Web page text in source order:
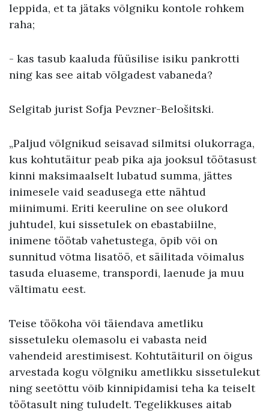
leppida, et ta jätaks võlgniku kontole rohkem
raha;
- kas tasub kaaluda füüsilise isiku pankrotti
ning kas see aitab võlgadest vabaneda?
Selgitab jurist Sofja Pevzner-Belošitski.
„Paljud võlgnikud seisavad silmitsi olukorraga,
kus kohtutäitur peab pika aja jooksul töötasust
kinni maksimaalselt lubatud summa, jättes
inimesele vaid seadusega ette nähtud
miinimumi. Eriti keeruline on see olukord
juhtudel, kui sissetulek on ebastabiilne,
inimene töötab vahetustega, õpib või on
sunnitud võtma lisatöö, et säilitada võimalus
tasuda eluaseme, transpordi, laenude ja muu
vältimatu eest.
Teise töökoha või täiendava ametliku
sissetuleku olemasolu ei vabasta neid
vahendeid arestimisest. Kohtutäituril on õigus
arvestada kogu võlgniku ametlikku sissetulekut
ning seetõttu võib kinnipidamisi teha ka teiselt
töötasult ning tuludelt. Tegelikkuses aitab